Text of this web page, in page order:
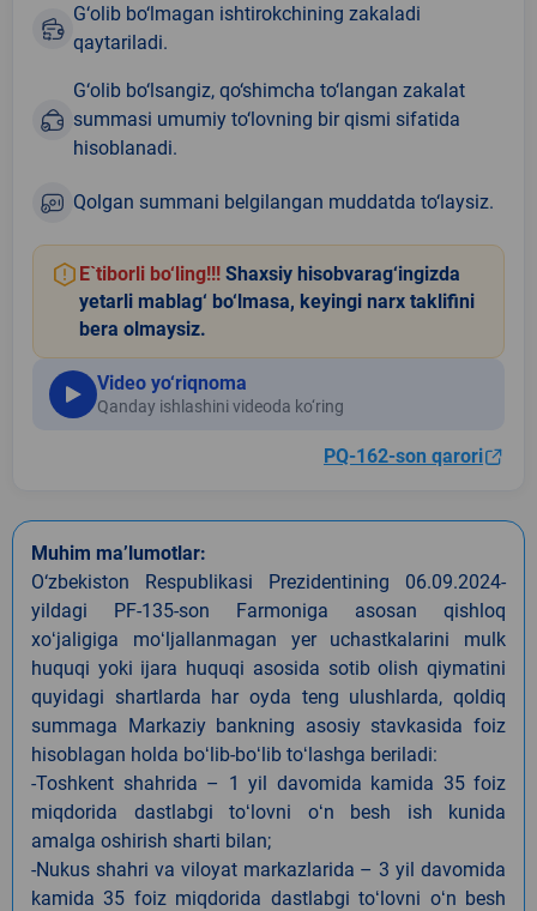
G‘olib bo‘lmagan ishtirokchining zakaladi
qaytariladi.
G‘olib bo‘lsangiz, qo‘shimcha to‘langan zakalat
summasi umumiy to‘lovning bir qismi sifatida
hisoblanadi.
Qolgan summani belgilangan muddatda to‘laysiz.
E`tiborli bo‘ling!!! Shaxsiy hisobvarag‘ingizda
yetarli mablag‘ bo‘lmasa, keyingi narx taklifini
bera olmaysiz.
Video yo‘riqnoma
Qanday ishlashini videoda ko‘ring
PQ-162-son qarori
Muhim ma’lumotlar:
O‘zbekiston Respublikasi Prezidentining 06.09.2024-
yildagi PF-135-son Farmoniga asosan qishloq
xoʻjaligiga moʻljallanmagan yer uchastkalarini mulk
huquqi yoki ijara huquqi asosida sotib olish qiymatini
quyidagi shartlarda har oyda teng ulushlarda, qoldiq
summaga Markaziy bankning asosiy stavkasida foiz
hisoblagan holda boʻlib-boʻlib toʻlashga beriladi:
-Toshkent shahrida – 1 yil davomida kamida 35 foiz
miqdorida dastlabgi toʻlovni oʻn besh ish kunida
amalga oshirish sharti bilan;
-Nukus shahri va viloyat markazlarida – 3 yil davomida
kamida 35 foiz miqdorida dastlabgi toʻlovni oʻn besh